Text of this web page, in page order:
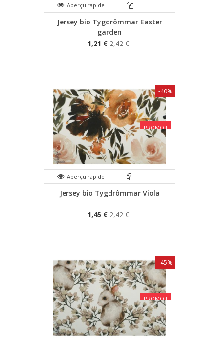
Aperçu rapide
Jersey bio Tygdrômmar Easter
garden
1,21 € 2,42 €
PROMO !
Aperçu rapide
Jersey bio Tygdrômmar Viola
1,45 € 2,42 €
-40%
PROMO !
-45%